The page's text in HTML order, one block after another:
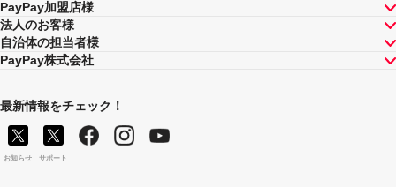
PayPay加盟店様
法人のお客様
自治体の担当者様
PayPay株式会社
最新情報をチェック！
お知らせ サポート